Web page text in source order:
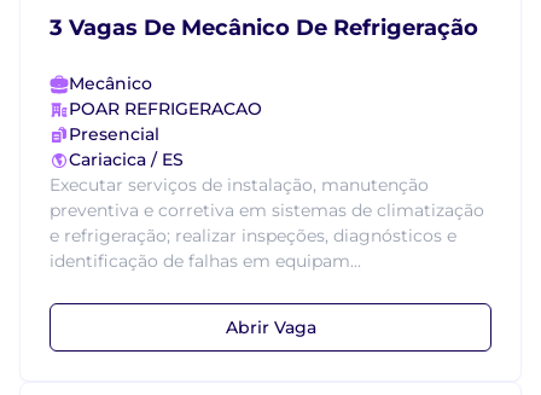
3 Vagas De Mecânico De Refrigeração
Mecânico
POAR REFRIGERACAO
Presencial
Cariacica / ES
Executar serviços de instalação, manutenção
preventiva e corretiva em sistemas de climatização
e refrigeração; realizar inspeções, diagnósticos e
identificação de falhas em equipam...
Abrir Vaga